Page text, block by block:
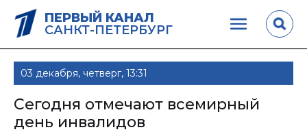
ПЕРВЫЙ КАНАЛ
САНКТ-ПЕТЕРБУРГ
03 декабря, четверг, 13:31
Сегодня отмечают всемирный
день инвалидов